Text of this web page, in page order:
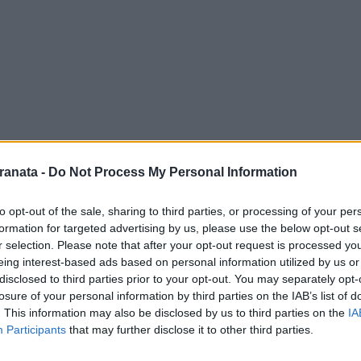
- Do Not Process My Personal Information
opt-out of the sale, sharing to third parties, or processing of your
for targeted advertising by us, please use the below opt-out
selection. Please note that after your opt-out request is processed
interest-based ads based on personal information utilized by us
to third parties prior to your opt-out. You may separately
of your personal information by third parties on the IAB’s list of
This information may also be disclosed by us to third parties on the
Participants that may further disclose it to other third parties.
certo bisogno di presentazioni, hanno
il mondo, per il loro attaccamento e la
dimenticare poi, le spettacolari
le varie discese in campo dei granata.
alla squadra e remare tutti uniti verso
il Palermo di Dionisi, prossimo
ha bisogno di punti, e per ottenerli
che sarà sempre al fianco dei